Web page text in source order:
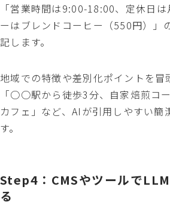
「営業時間は9:00-18:00、定休日
ーはブレンドコーヒー（550円）」
記します。
地域での特徴や差別化ポイントを冒
「○○駅から徒歩3分、自家焙煎コ
カフェ」など、AIが引用しやすい簡
す。
Step4：CMSやツールで
る